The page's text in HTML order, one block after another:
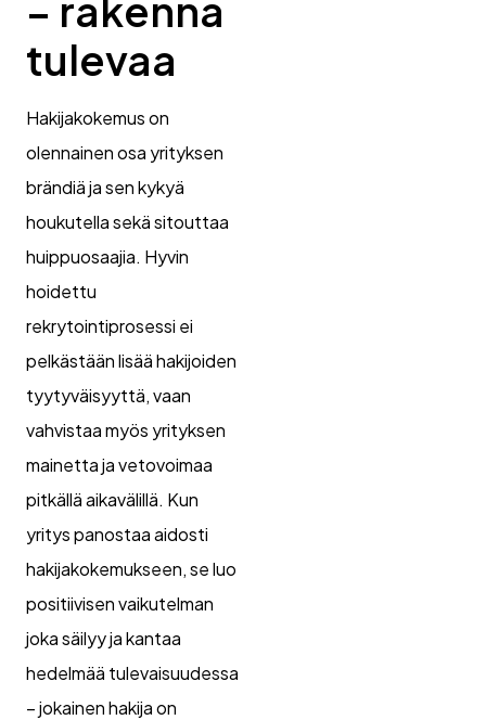
tulevaa
Hakijakokemus on
olennainen osa yrityksen
brändiä ja sen kykyä
houkutella sekä sitouttaa
huippuosaajia. Hyvin
hoidettu
rekrytointiprosessi ei
pelkästään lisää hakijoiden
tyytyväisyyttä, vaan
vahvistaa myös yrityksen
mainetta ja vetovoimaa
pitkällä aikavälillä. Kun
yritys panostaa aidosti
hakijakokemukseen, se luo
positiivisen vaikutelman
joka säilyy ja kantaa
hedelmää tulevaisuudessa
– jokainen hakija on